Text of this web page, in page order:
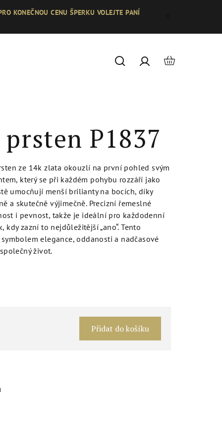
KONEČNOU CENU ŠPERKU VOLEJTE PANÍ
HledatPřihlášení
Nákupní
P1837
ze 14k zlata okouzlí na první pohled svým
který se při každém pohybu rozzáří jako
umocňují menší brilianty na bocích, díky
a skutečně výjimečně. Precizní řemeslné
i pevnost, takže je ideální pro každodenní
zazní to nejdůležitější „ano“. Tento
elegance, oddanosti a nadčasové
život.
Přidat do košíku